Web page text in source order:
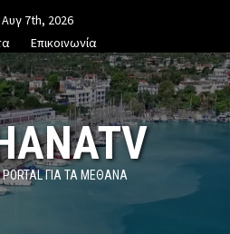
7th, 2026
Επικοινωνία
ΓΙΑ ΤΑ ΜΕΘΑΝΑ